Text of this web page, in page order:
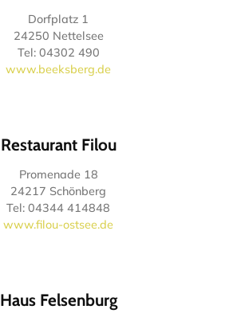
Dorfplatz 1
24250 Nettelsee
Tel: 04302 490
www.beeksberg.de
Restaurant Filou
Promenade 18
24217 Schönberg
Tel: 04344 414848
www.filou-ostsee.de
Haus Felsenburg